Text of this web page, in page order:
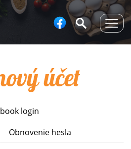
účet
login
Obnovenie hesla